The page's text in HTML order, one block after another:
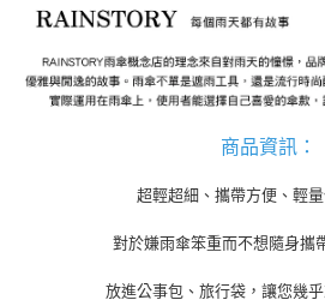
【注意事項】
用戶於交易時，得透過本服務購買商品或服務
買賣價金債權讓與本公司後，依約使用本公司
資料（包含姓名、電話或地址）提供予台灣大
由本公司與您本人進行分期帳單所需資料之確
３．收到繳費通知簡訊後14天內，點擊此簡訊
※ 請注意：結帳手續完成當下不需立刻繳費，
購買商品的店家。未經商家同意取消之訂單仍
後付繳納相關費用。
是否繳費成功／繳費後需取消欲退款等相關疑
１．透過由恩沛科技股份有限公司提供之「
易，需依本服務之必要範圍內提供個人資料，
２．關於個人資料處理事宜，請瀏覽以下網址
每筆NT$100，滿NT$1,000(含以上)免運
請自備購物袋，若需購買紙袋可現場詢問
商品資訊 ：
超輕超細、攜帶方便、輕量
對於嫌雨傘笨重而不想隨身攜
放進公事包、旅行袋，讓您幾乎